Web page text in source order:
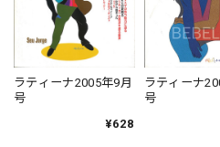
ラティーナ2005年9月
号
¥628
ラティーナ
号